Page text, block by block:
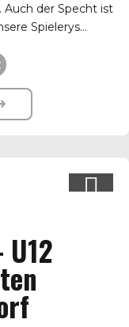
Auch der Specht ist
Spielerys...